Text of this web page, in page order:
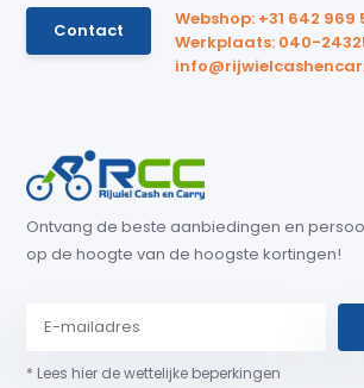
Contact
Webshop: +31 642 969
Werkplaats: 040-
Ontvang de beste aanbiedingen en
op de hoogte van de hoogste kortingen!
* Lees hier de wettelijke beperkingen